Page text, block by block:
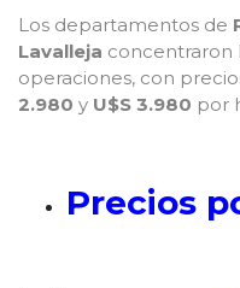
Los departamentos de
Lavalleja concentraron
operaciones, con
2.980 y U$S 3.980 por
Precios